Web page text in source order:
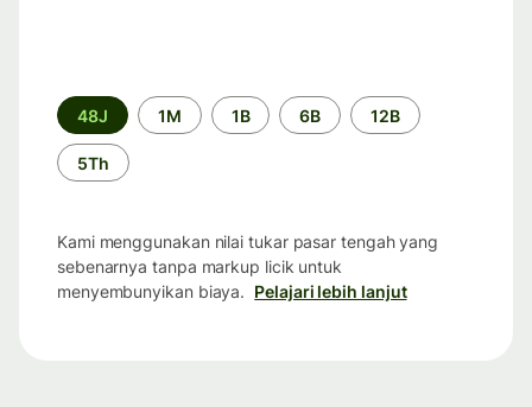
Periode
waktu
48J 1M 1B 6B 12B
5Th
Kami menggunakan nilai tukar pasar tengah yang
sebenarnya tanpa markup licik untuk
menyembunyikan biaya. Pelajari lebih lanjut